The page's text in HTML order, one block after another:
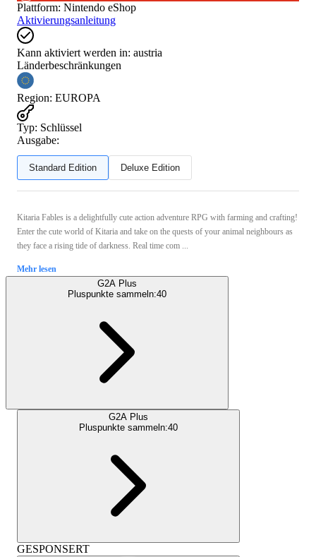
Plattform: Nintendo eShop
Aktivierungsanleitung
Kann aktiviert werden in: austria
Länderbeschränkungen
Region: EUROPA
Typ: Schlüssel
Ausgabe:
Standard Edition Deluxe Edition
Kitaria Fables is a delightfully cute action adventure RPG with farming and crafting!
Enter the cute world of Kitaria and take on the quests of your animal neighbours as
they face a rising tide of darkness. Real time com ...
Mehr lesen
G2A Plus
Pluspunkte sammeln:40
G2A Plus
Pluspunkte sammeln:40
GESPONSERT